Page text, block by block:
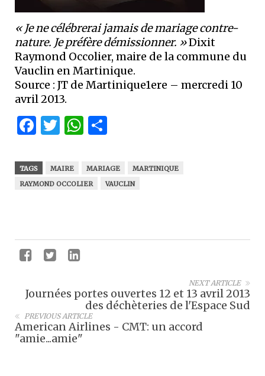
« Je ne célébrerai jamais de mariage contre-
nature. Je préfère démissionner. »Dixit
Raymond Occolier, maire de la commune du
Vauclin en Martinique.
Source : JT de Martinique1ere – mercredi 10
avril 2013.
Facebook
Twitter
WhatsApp
TAGS MAIRE MARIAGE
MARTINIQUE
RAYMOND OCCOLIER
VAUCLIN
NEXT ARTICLE
Journées portes ouvertes 12 et 13 avril 2013
des déchèteries de l'Espace Sud
PREVIOUS ARTICLE
American Airlines - CMT: un accord
"amie...amie"